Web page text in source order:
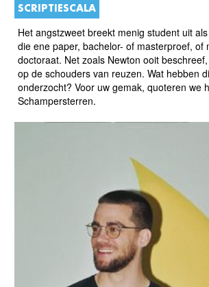
SCRIPTIESCALA
Het angstzweet breekt menig student uit
die ene paper, bachelor- of masterproef, of
doctoraat. Net zoals Newton ooit
op de schouders van reuzen. Wat hebben
onderzocht? Voor uw gemak, quoteren we
Schampersterren.